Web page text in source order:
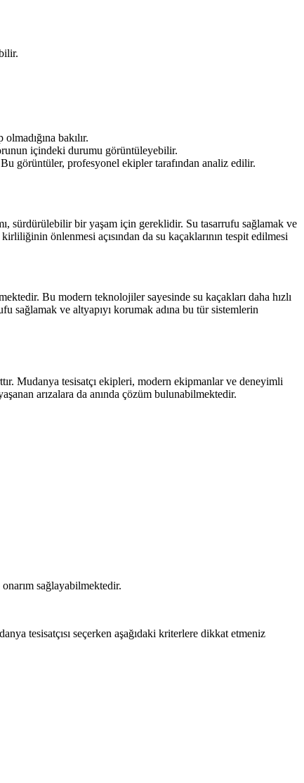
bakılır.
içindeki durumu görüntüleyebilir.
görüntüler, profesyonel ekipler tarafından analiz edilir.
sürdürülebilir bir yaşam için gereklidir. Su tasarrufu sağlamak ve
önlenmesi açısından da su kaçaklarının tespit edilmesi
Bu modern teknolojiler sayesinde su kaçakları daha hızlı
sağlamak ve altyapıyı korumak adına bu tür sistemlerin
Mudanya tesisatçı ekipleri, modern ekipmanlar ve deneyimli
arızalara da anında çözüm bulunabilmektedir.
sağlayabilmektedir.
tesisatçısı seçerken aşağıdaki kriterlere dikkat etmeniz